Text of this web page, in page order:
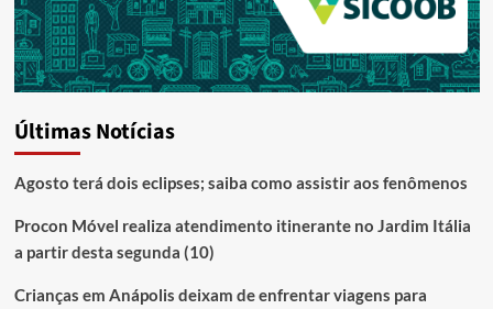
Últimas Notícias
Agosto terá dois eclipses; saiba como assistir aos fenômenos
Procon Móvel realiza atendimento itinerante no Jardim Itália
a partir desta segunda (10)
Crianças em Anápolis deixam de enfrentar viagens para